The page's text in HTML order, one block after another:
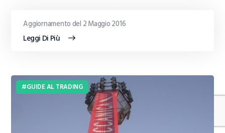
Leggi Di Più
Aggiornamento del 2 Maggio 2016
GUIDE AL TRADING